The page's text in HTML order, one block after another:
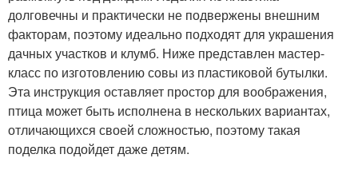
долговечны и практически не подвержены внешним
факторам, поэтому идеально подходят для украшения
дачных участков и клумб. Ниже представлен мастер-
класс по изготовлению совы из пластиковой бутылки.
Эта инструкция оставляет простор для воображения,
птица может быть исполнена в нескольких вариантах,
отличающихся своей сложностью, поэтому такая
поделка подойдет даже детям.